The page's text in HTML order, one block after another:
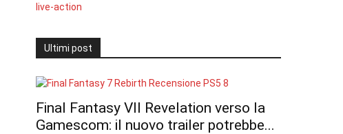
Ultimi post
Final Fantasy VII Revelation verso la
Gamescom: il nuovo trailer potrebbe...